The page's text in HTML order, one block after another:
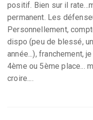
positif. Bien sur il
permanent. Les
Personnellement,
dispo (peu de blessé,
année...), franchement,
4ème ou 5ème place...
croire....